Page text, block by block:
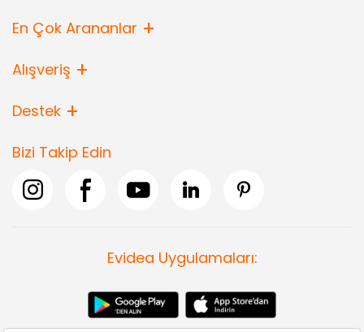
En Çok Arananlar
Alışveriş
Destek
Bizi Takip Edin
Evidea Uygulamaları: